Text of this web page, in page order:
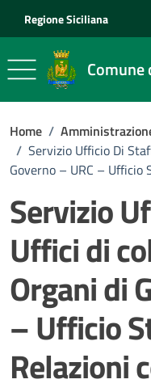
Regione Siciliana
Comune
Home /
/ Servizio Ufficio Di
Governo – URC – Ufficio
Servizio
Uffici di
Organi di
– Ufficio
Relazioni